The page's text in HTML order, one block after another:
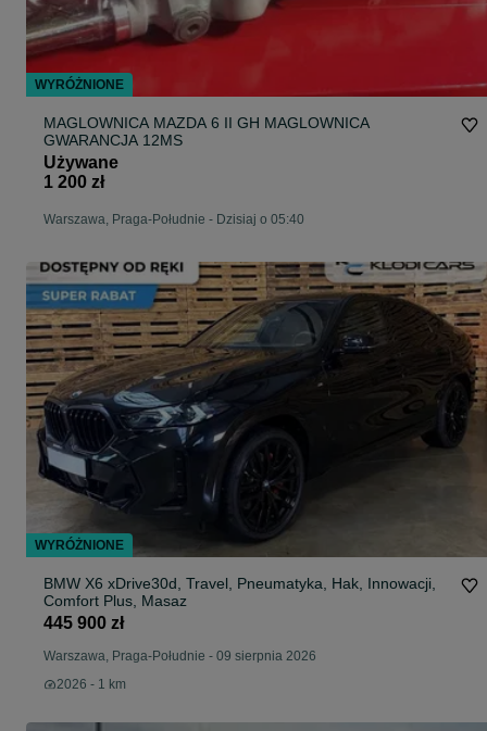
MAGLOWNICA MAZDA 6 II GH MAGLOWNICA
GWARANCJA 12MS
Używane
1 200 zł
Warszawa, Praga-Południe - Dzisiaj o 05:40
BMW X6 xDrive30d, Travel, Pneumatyka, Hak, Innowacji,
Comfort Plus, Masaz
445 900 zł
Warszawa, Praga-Południe - 09 sierpnia 2026
2026 - 1 km
WYRÓŻNIONE
WYRÓŻNIONE